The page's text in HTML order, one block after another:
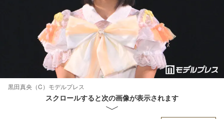
黒田真央（C）モデルプレス
スクロールすると次の画像が表示されます